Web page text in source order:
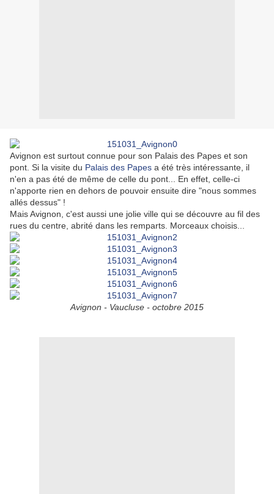
Avignon est surtout connue pour son Palais des Papes et son
pont. Si la visite du Palais des Papes a été très intéressante, il
n'en a pas été de même de celle du pont... En effet, celle-ci
n'apporte rien en dehors de pouvoir ensuite dire "nous sommes
allés dessus" !
Mais Avignon, c'est aussi une jolie ville qui se découvre au fil des
rues du centre, abrité dans les remparts. Morceaux choisis...
Avignon - Vaucluse - octobre 2015